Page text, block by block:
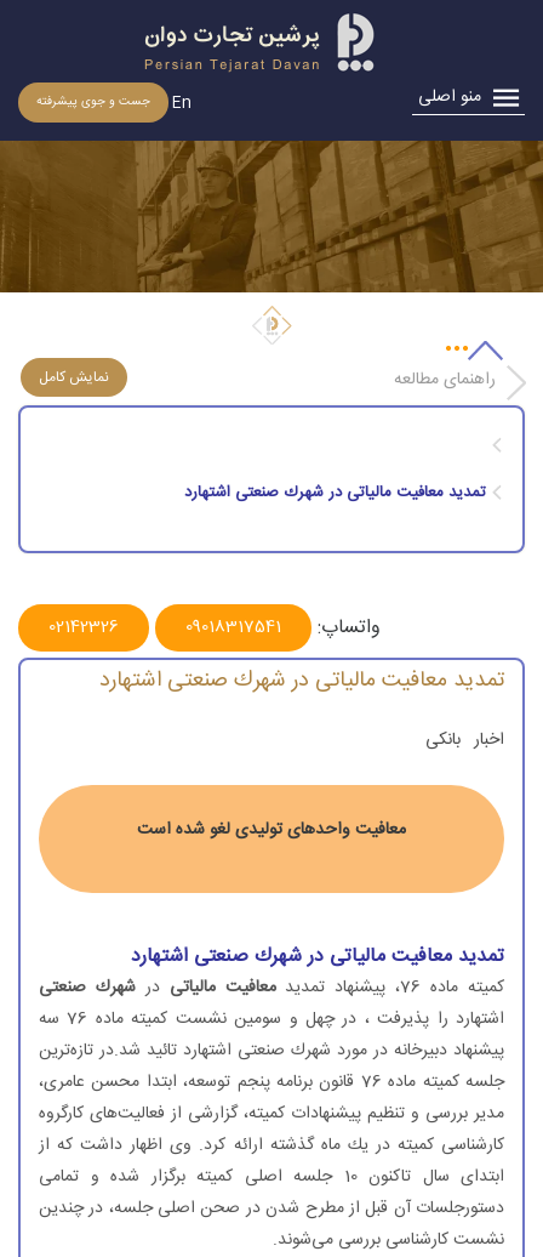
منو اصلی جست و جوی پیشرفته En
تمدید معافیت مالیاتی در شهرك صنعتی اشتهارد
راهنمای مطالعه
تمدید معافیت مالیاتی در شهرك صنعتی اشتهارد
واتساپ: 09018317541
02142326
تمدید معافیت مالیاتی در شهرك صنعتی اشتهارد
اخبار بانکی
معافیت واحدهای تولیدی لغو شده است
تمدید معافیت مالیاتی در شهرك صنعتی اشتهارد
كمیته ماده 76، پیشنهاد تمدید معافیت مالیاتی درشهرك صنعتی
اشتهارد را پذیرفت ، در چهل و سومین نشست كمیته ماده 76 سه
پیشنهاد دبیرخانه در مورد شهرك صنعتی اشتهارد تائید شد.در تازه‌ترین
جلسه كمیته ماده 76 قانون برنامه پنجم توسعه، ابتدا محسن عامری،
مدیر بررسی و تنظیم پیشنهادات كمیته، گزارشی از فعالیت‌های كارگروه
كارشناسی كمیته در یك ماه گذشته ارائه كرد. وی اظهار داشت كه از
ابتدای سال تاكنون 10 جلسه اصلی كمیته برگزار شده و تمامی
دستورجلسات آن قبل از مطرح شدن در صحن اصلی جلسه، در چندین
نشست كارشناسی بررسی می‌شوند.